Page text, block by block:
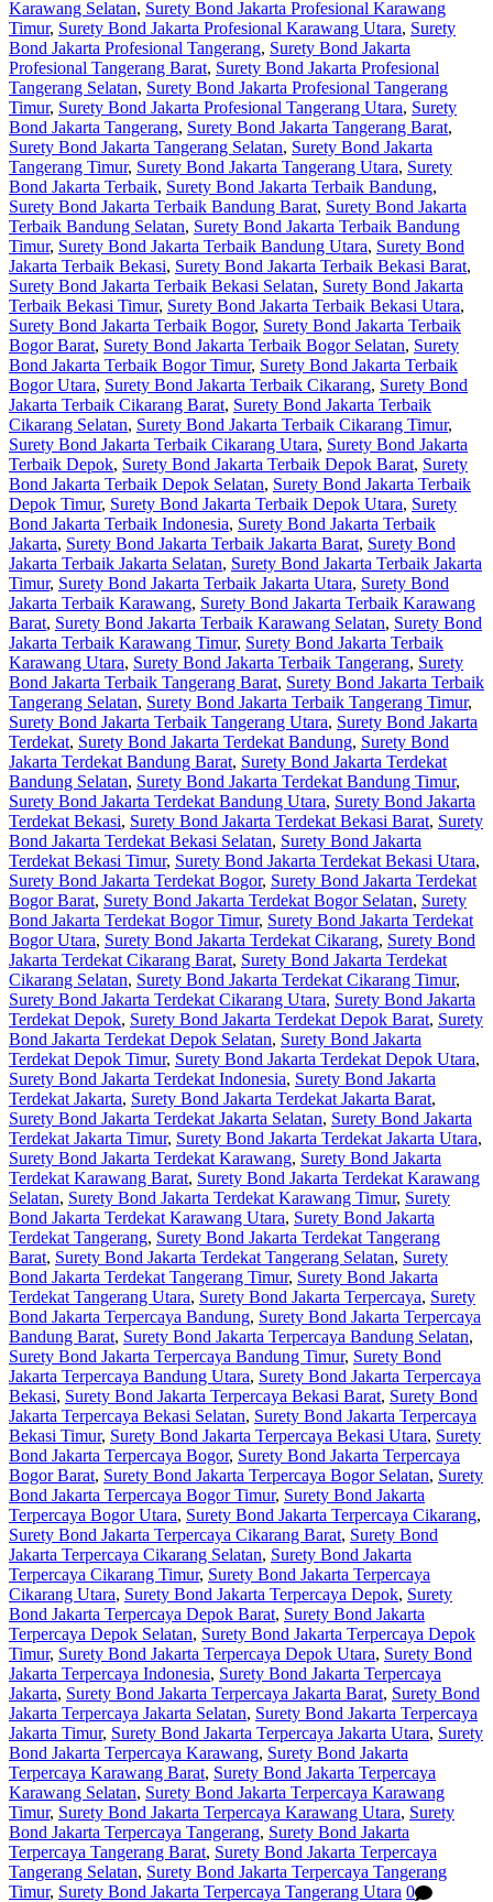
Karawang Selatan, Surety Bond Jakarta Profesional Karawang
Timur, Surety Bond Jakarta Profesional Karawang Utara, Surety
Bond Jakarta Profesional Tangerang, Surety Bond Jakarta
Profesional Tangerang Barat, Surety Bond Jakarta Profesional
Tangerang Selatan, Surety Bond Jakarta Profesional Tangerang
Timur, Surety Bond Jakarta Profesional Tangerang Utara, Surety
Bond Jakarta Tangerang, Surety Bond Jakarta Tangerang Barat,
Surety Bond Jakarta Tangerang Selatan, Surety Bond Jakarta
Tangerang Timur, Surety Bond Jakarta Tangerang Utara, Surety
Bond Jakarta Terbaik, Surety Bond Jakarta Terbaik Bandung,
Surety Bond Jakarta Terbaik Bandung Barat, Surety Bond Jakarta
Terbaik Bandung Selatan, Surety Bond Jakarta Terbaik Bandung
Timur, Surety Bond Jakarta Terbaik Bandung Utara, Surety Bond
Jakarta Terbaik Bekasi, Surety Bond Jakarta Terbaik Bekasi Barat,
Surety Bond Jakarta Terbaik Bekasi Selatan, Surety Bond Jakarta
Terbaik Bekasi Timur, Surety Bond Jakarta Terbaik Bekasi Utara,
Surety Bond Jakarta Terbaik Bogor, Surety Bond Jakarta Terbaik
Bogor Barat, Surety Bond Jakarta Terbaik Bogor Selatan, Surety
Bond Jakarta Terbaik Bogor Timur, Surety Bond Jakarta Terbaik
Bogor Utara, Surety Bond Jakarta Terbaik Cikarang, Surety Bond
Jakarta Terbaik Cikarang Barat, Surety Bond Jakarta Terbaik
Cikarang Selatan, Surety Bond Jakarta Terbaik Cikarang Timur,
Surety Bond Jakarta Terbaik Cikarang Utara, Surety Bond Jakarta
Terbaik Depok, Surety Bond Jakarta Terbaik Depok Barat, Surety
Bond Jakarta Terbaik Depok Selatan, Surety Bond Jakarta Terbaik
Depok Timur, Surety Bond Jakarta Terbaik Depok Utara, Surety
Bond Jakarta Terbaik Indonesia, Surety Bond Jakarta Terbaik
Jakarta, Surety Bond Jakarta Terbaik Jakarta Barat, Surety Bond
Jakarta Terbaik Jakarta Selatan, Surety Bond Jakarta Terbaik Jakarta
Timur, Surety Bond Jakarta Terbaik Jakarta Utara, Surety Bond
Jakarta Terbaik Karawang, Surety Bond Jakarta Terbaik Karawang
Barat, Surety Bond Jakarta Terbaik Karawang Selatan, Surety Bond
Jakarta Terbaik Karawang Timur, Surety Bond Jakarta Terbaik
Karawang Utara, Surety Bond Jakarta Terbaik Tangerang, Surety
Bond Jakarta Terbaik Tangerang Barat, Surety Bond Jakarta Terbaik
Tangerang Selatan, Surety Bond Jakarta Terbaik Tangerang Timur,
Surety Bond Jakarta Terbaik Tangerang Utara, Surety Bond Jakarta
Terdekat, Surety Bond Jakarta Terdekat Bandung, Surety Bond
Jakarta Terdekat Bandung Barat, Surety Bond Jakarta Terdekat
Bandung Selatan, Surety Bond Jakarta Terdekat Bandung Timur,
Surety Bond Jakarta Terdekat Bandung Utara, Surety Bond Jakarta
Terdekat Bekasi, Surety Bond Jakarta Terdekat Bekasi Barat, Surety
Bond Jakarta Terdekat Bekasi Selatan, Surety Bond Jakarta
Terdekat Bekasi Timur, Surety Bond Jakarta Terdekat Bekasi Utara,
Surety Bond Jakarta Terdekat Bogor, Surety Bond Jakarta Terdekat
Bogor Barat, Surety Bond Jakarta Terdekat Bogor Selatan, Surety
Bond Jakarta Terdekat Bogor Timur, Surety Bond Jakarta Terdekat
Bogor Utara, Surety Bond Jakarta Terdekat Cikarang, Surety Bond
Jakarta Terdekat Cikarang Barat, Surety Bond Jakarta Terdekat
Cikarang Selatan, Surety Bond Jakarta Terdekat Cikarang Timur,
Surety Bond Jakarta Terdekat Cikarang Utara, Surety Bond Jakarta
Terdekat Depok, Surety Bond Jakarta Terdekat Depok Barat, Surety
Bond Jakarta Terdekat Depok Selatan, Surety Bond Jakarta
Terdekat Depok Timur, Surety Bond Jakarta Terdekat Depok Utara,
Surety Bond Jakarta Terdekat Indonesia, Surety Bond Jakarta
Terdekat Jakarta, Surety Bond Jakarta Terdekat Jakarta Barat,
Surety Bond Jakarta Terdekat Jakarta Selatan, Surety Bond Jakarta
Terdekat Jakarta Timur, Surety Bond Jakarta Terdekat Jakarta Utara,
Surety Bond Jakarta Terdekat Karawang, Surety Bond Jakarta
Terdekat Karawang Barat, Surety Bond Jakarta Terdekat Karawang
Selatan, Surety Bond Jakarta Terdekat Karawang Timur, Surety
Bond Jakarta Terdekat Karawang Utara, Surety Bond Jakarta
Terdekat Tangerang, Surety Bond Jakarta Terdekat Tangerang
Barat, Surety Bond Jakarta Terdekat Tangerang Selatan, Surety
Bond Jakarta Terdekat Tangerang Timur, Surety Bond Jakarta
Terdekat Tangerang Utara, Surety Bond Jakarta Terpercaya, Surety
Bond Jakarta Terpercaya Bandung, Surety Bond Jakarta Terpercaya
Bandung Barat, Surety Bond Jakarta Terpercaya Bandung Selatan,
Surety Bond Jakarta Terpercaya Bandung Timur, Surety Bond
Jakarta Terpercaya Bandung Utara, Surety Bond Jakarta Terpercaya
Bekasi, Surety Bond Jakarta Terpercaya Bekasi Barat, Surety Bond
Jakarta Terpercaya Bekasi Selatan, Surety Bond Jakarta Terpercaya
Bekasi Timur, Surety Bond Jakarta Terpercaya Bekasi Utara, Surety
Bond Jakarta Terpercaya Bogor, Surety Bond Jakarta Terpercaya
Bogor Barat, Surety Bond Jakarta Terpercaya Bogor Selatan, Surety
Bond Jakarta Terpercaya Bogor Timur, Surety Bond Jakarta
Terpercaya Bogor Utara, Surety Bond Jakarta Terpercaya Cikarang,
Surety Bond Jakarta Terpercaya Cikarang Barat, Surety Bond
Jakarta Terpercaya Cikarang Selatan, Surety Bond Jakarta
Terpercaya Cikarang Timur, Surety Bond Jakarta Terpercaya
Cikarang Utara, Surety Bond Jakarta Terpercaya Depok, Surety
Bond Jakarta Terpercaya Depok Barat, Surety Bond Jakarta
Terpercaya Depok Selatan, Surety Bond Jakarta Terpercaya Depok
Timur, Surety Bond Jakarta Terpercaya Depok Utara, Surety Bond
Jakarta Terpercaya Indonesia, Surety Bond Jakarta Terpercaya
Jakarta, Surety Bond Jakarta Terpercaya Jakarta Barat, Surety Bond
Jakarta Terpercaya Jakarta Selatan, Surety Bond Jakarta Terpercaya
Jakarta Timur, Surety Bond Jakarta Terpercaya Jakarta Utara, Surety
Bond Jakarta Terpercaya Karawang, Surety Bond Jakarta
Terpercaya Karawang Barat, Surety Bond Jakarta Terpercaya
Karawang Selatan, Surety Bond Jakarta Terpercaya Karawang
Timur, Surety Bond Jakarta Terpercaya Karawang Utara, Surety
Bond Jakarta Terpercaya Tangerang, Surety Bond Jakarta
Terpercaya Tangerang Barat, Surety Bond Jakarta Terpercaya
Tangerang Selatan, Surety Bond Jakarta Terpercaya Tangerang
Timur, Surety Bond Jakarta Terpercaya Tangerang Utara 0